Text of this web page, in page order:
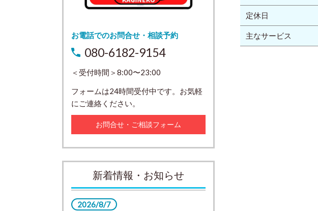
定休日
主なサービス
お電話でのお問合せ・相談予約
080-6182-9154
＜受付時間＞8:00〜23:00
フォームは24時間受付中です。お気軽
にご連絡ください。
お問合せ・ご相談フォーム
新着情報・お知らせ
2026/8/7